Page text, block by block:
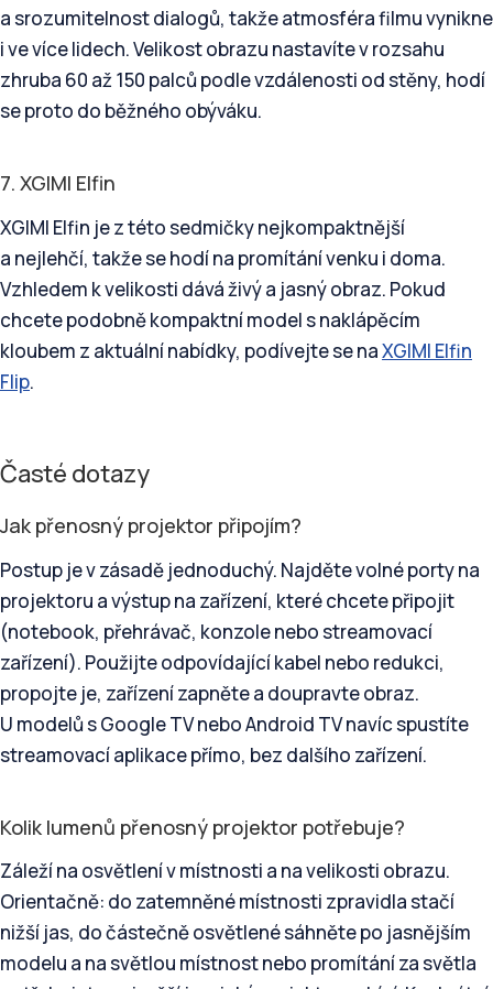
a srozumitelnost dialogů, takže atmosféra filmu vynikne
i ve více lidech. Velikost obrazu nastavíte v rozsahu
zhruba 60 až 150 palců podle vzdálenosti od stěny, hodí
se proto do běžného obýváku.
7. XGIMI Elfin
XGIMI Elfin je z této sedmičky nejkompaktnější
a nejlehčí, takže se hodí na promítání venku i doma.
Vzhledem k velikosti dává živý a jasný obraz. Pokud
chcete podobně kompaktní model s naklápěcím
kloubem z aktuální nabídky, podívejte se naXGIMI Elfin
Flip.
Časté dotazy
Jak přenosný projektor připojím?
Postup je v zásadě jednoduchý. Najděte volné porty na
projektoru a výstup na zařízení, které chcete připojit
(notebook, přehrávač, konzole nebo streamovací
zařízení). Použijte odpovídající kabel nebo redukci,
propojte je, zařízení zapněte a doupravte obraz.
U modelů s Google TV nebo Android TV navíc spustíte
streamovací aplikace přímo, bez dalšího zařízení.
Kolik lumenů přenosný projektor potřebuje?
Záleží na osvětlení v místnosti a na velikosti obrazu.
Orientačně: do zatemněné místnosti zpravidla stačí
nižší jas, do částečně osvětlené sáhněte po jasnějším
modelu a na světlou místnost nebo promítání za světla